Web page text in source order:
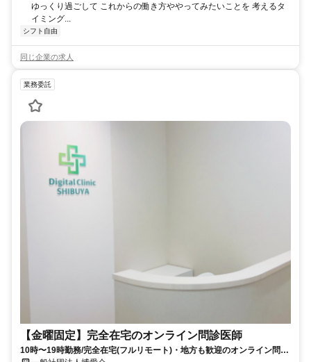
ゆっくり過ごして これからの働き方ややってみたいことを 考えるタ
イミング...
シフト自由
同じ企業の求人
業務委託
【金曜固定】完全在宅のオンライン問診医師
10時〜19時勤務/完全在宅(フルリモート)・地方も歓迎のオンライン問診